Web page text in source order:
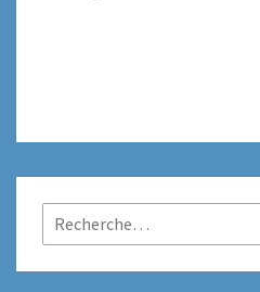
Rechercher :